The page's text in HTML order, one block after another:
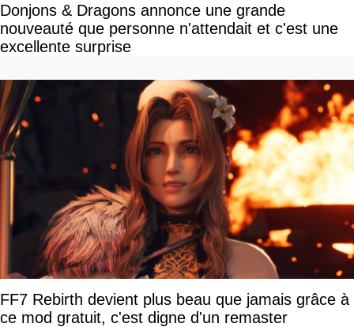
Donjons & Dragons annonce une grande
nouveauté que personne n'attendait et c'est une
excellente surprise
FF7 Rebirth devient plus beau que jamais grâce à
ce mod gratuit, c'est digne d'un remaster